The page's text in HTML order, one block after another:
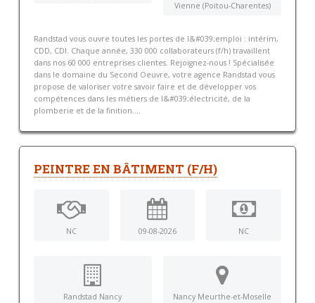
Vienne (Poitou-Charentes)
Randstad vous ouvre toutes les portes de l&#039;emploi : intérim,
CDD, CDI. Chaque année, 330 000 collaborateurs (f/h) travaillent
dans nos 60 000 entreprises clientes. Rejoignez-nous ! Spécialisée
dans le domaine du Second Oeuvre, votre agence Randstad vous
propose de valoriser votre savoir faire et de développer vos
compétences dans les métiers de l&#039;électricité, de la
plomberie et de la finition....
PEINTRE EN BÂTIMENT (F/H)
NC 09-08-2026 NC
Randstad Nancy
Nancy Meurthe-et-Moselle